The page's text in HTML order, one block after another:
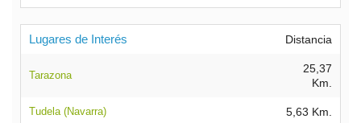
Lugares de Interés Distancia
Tarazona
25,37
Km.
Tudela (Navarra) 5,63 Km.